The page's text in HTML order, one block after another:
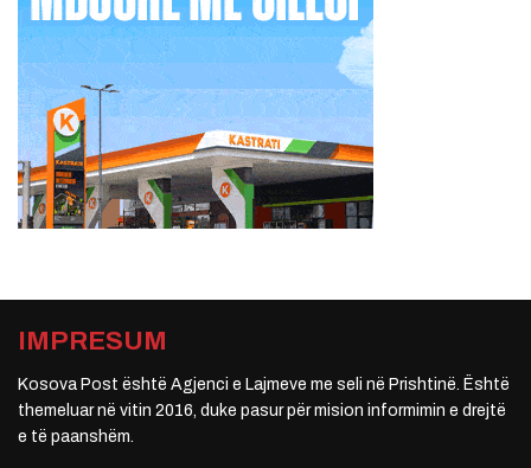
IMPRESUM
Kosova Post është Agjenci e Lajmeve me seli në Prishtinë. Është
themeluar në vitin 2016, duke pasur për mision informimin e drejtë
e të paanshëm.